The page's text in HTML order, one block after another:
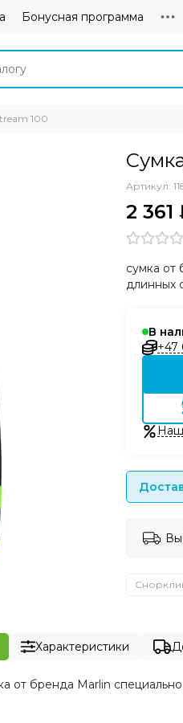
Бонусная программа
100
Артикул:
2 361
сумка от
длинных
В
+47
Характеристики
от бренда Marlin